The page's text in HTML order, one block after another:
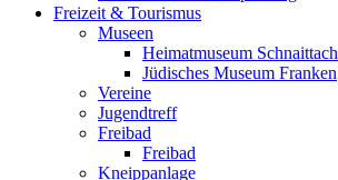
Freizeit & Tourismus
Museen
Heimatmuseum Schnaittach
Jüdisches Museum Franken
Vereine
Jugendtreff
Freibad
Freibad
Kneippanlage